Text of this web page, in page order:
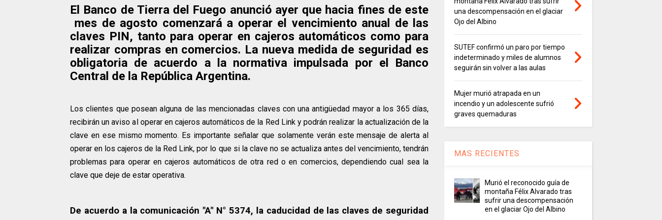
El Banco de Tierra del Fuego anunció ayer que hacia fines de este
mes de agosto comenzará a operar el vencimiento anual de las
claves PIN, tanto para operar en cajeros automáticos como para
realizar compras en comercios. La nueva medida de seguridad es
obligatoria de acuerdo a la normativa impulsada por el Banco
Central de la República Argentina.
Los clientes que posean alguna de las mencionadas claves con una antigüedad mayor a los 365 días,
recibirán un aviso al operar en cajeros automáticos de la Red Link y podrán realizar la actualización de la
clave en ese mismo momento. Es importante señalar que solamente verán este mensaje de alerta al
operar en los cajeros de la Red Link, por lo que si la clave no se actualiza antes del vencimiento, tendrán
problemas para operar en cajeros automáticos de otra red o en comercios, dependiendo cual sea la
clave que deje de estar operativa.
De acuerdo a la comunicación "A" N° 5374, la caducidad de las claves de seguridad
una descompensación en el glaciar
Ojo del Albino
SUTEF confirmó un paro por tiempo
indeterminado y miles de alumnos
seguirán sin volver a las aulas
Mujer murió atrapada en un
incendio y un adolescente sufrió
graves quemaduras
MAS RECIENTES
Murió el reconocido guía de
montaña Félix Alvarado tras
sufrir una descompensación
en el glaciar Ojo del Albino